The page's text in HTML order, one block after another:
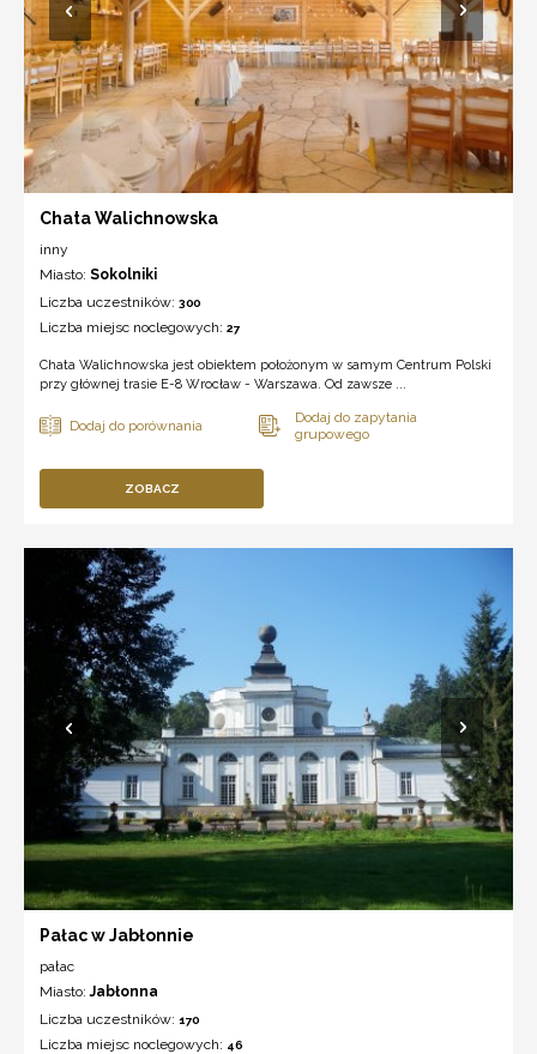
Chata Walichnowska
inny
Miasto: Sokolniki
Liczba uczestników: 300
Liczba miejsc noclegowych: 27
Chata Walichnowska jest obiektem położonym w samym Centrum Polski
przy głównej trasie E-8 Wrocław - Warszawa. Od zawsze ...
ZOBACZ
Pałac w Jabłonnie
pałac
Miasto:Jabłonna
Liczba uczestników: 170
Liczba miejsc noclegowych: 46